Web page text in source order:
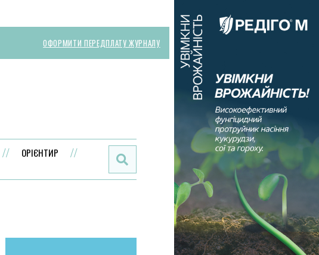
ОФОРМИТИ ПЕРЕДПЛАТУ ЖУРНАЛУ
ОРІЄНТИР